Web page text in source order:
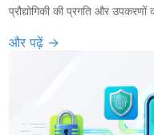
प्रौद्योगिकी की प्रगति और
और पढ़ें →